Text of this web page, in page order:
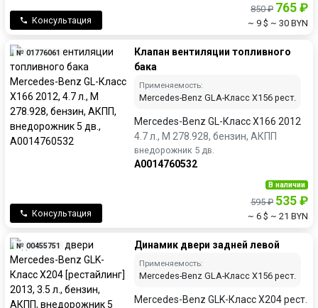
Консультация
850 ₽ 765 ₽
~ 9 $ ~ 30 BYN
№ 01776061
Клапан вентиляции топливного
бака
Применяемость:
Mercedes-Benz GLA-Класс X156 рест.
Mercedes-Benz GL-Класс X166 2012
4.7 л., M 278.928, бензин, АКПП
внедорожник 5 дв.
A0014760532
Консультация
В наличии
595 ₽ 535 ₽
~ 6 $ ~ 21 BYN
№ 00455751 Динамик двери задней левой
Применяемость:
Mercedes-Benz GLA-Класс X156 рест.
Mercedes-Benz GLK-Класс X204 рест.